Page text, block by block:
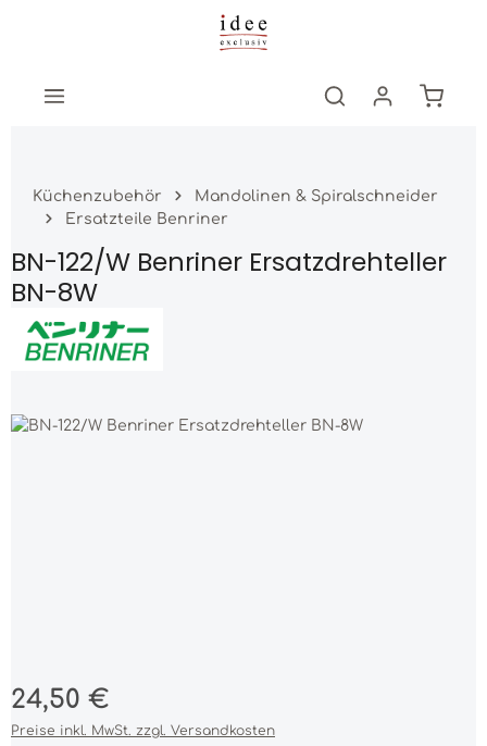
Zum Hauptinhalt springen
Küchenzubehör
Mandolinen & Spiralschneider
Ersatzteile Benriner
BN-122/W Benriner Ersatzdrehteller
BN-8W
Bildergalerie überspringen
Regulärer Preis:
24,50 €
Preise inkl. MwSt. zzgl. Versandkosten